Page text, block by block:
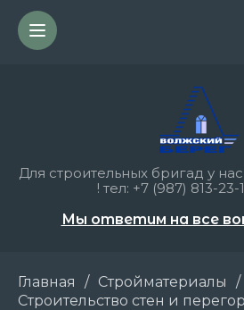
Для строительных бригад у
! тел: +7 (987) 813-23-
Мы ответим на все
Главная / Стройматериалы
/
Строительство стен и